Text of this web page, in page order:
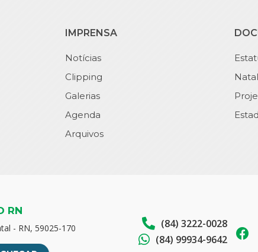
IMPRENSA
Notícias
Clipping
Galerias
Agenda
Arquivos
Natal
RN
- RN, 59025-170
(84) 3222-0028
(84) 99934-9642